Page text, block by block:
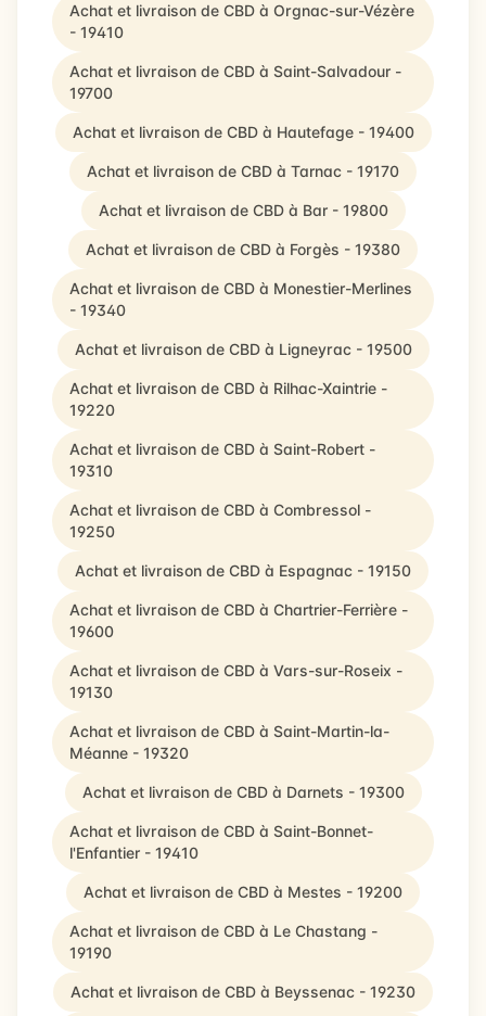
Achat et livraison de CBD à Orgnac-sur-Vézère
- 19410
Achat et livraison de CBD à Saint-Salvadour -
19700
Achat et livraison de CBD à Hautefage - 19400
Achat et livraison de CBD à Tarnac - 19170
Achat et livraison de CBD à Bar - 19800
Achat et livraison de CBD à Forgès - 19380
Achat et livraison de CBD à Monestier-Merlines
- 19340
Achat et livraison de CBD à Ligneyrac - 19500
Achat et livraison de CBD à Rilhac-Xaintrie -
19220
Achat et livraison de CBD à Saint-Robert -
19310
Achat et livraison de CBD à Combressol -
19250
Achat et livraison de CBD à Espagnac - 19150
Achat et livraison de CBD à Chartrier-Ferrière -
19600
Achat et livraison de CBD à Vars-sur-Roseix -
19130
Achat et livraison de CBD à Saint-Martin-la-
Méanne - 19320
Achat et livraison de CBD à Darnets - 19300
Achat et livraison de CBD à Saint-Bonnet-
l'Enfantier - 19410
Achat et livraison de CBD à Mestes - 19200
Achat et livraison de CBD à Le Chastang -
19190
Achat et livraison de CBD à Beyssenac - 19230